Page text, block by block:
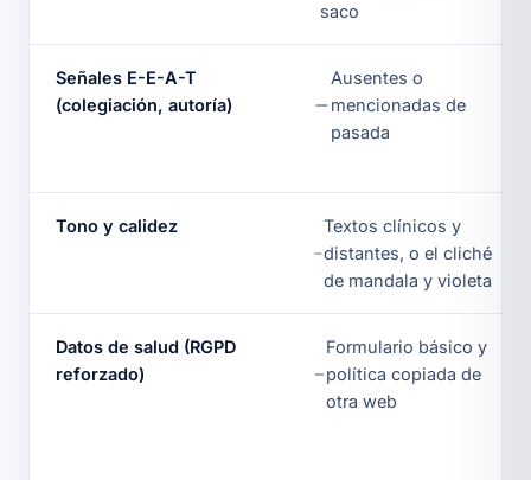
saco
Señales E-E-A-T
(colegiación, autoría)
Ausentes o
mencionadas de
pasada
Tono y calidez
Textos clínicos y
distantes, o el cliché
de mandala y violeta
Datos de salud (RGPD
reforzado)
Formulario básico y
política copiada de
otra web